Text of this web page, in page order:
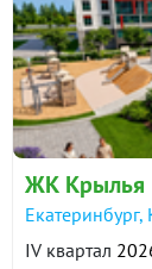
ЖК Крылья
Екатеринбург,
IV квартал